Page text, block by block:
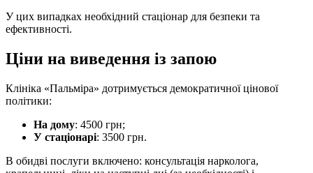
У цих випадках необхідний стаціонар для безпеки та
ефективності.
Ціни на виведення із запою
Клініка «Пальміра» дотримується демократичної цінової
політики:
На дому: 4500 грн;
У стаціонарі: 3500 грн.
В обидві послуги включено: консультація нарколога,